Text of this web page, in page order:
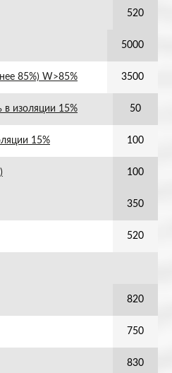
520
5000
85%) W>85% 3500
изоляции 15% 50
15% 100
100
350
520
820
750
830